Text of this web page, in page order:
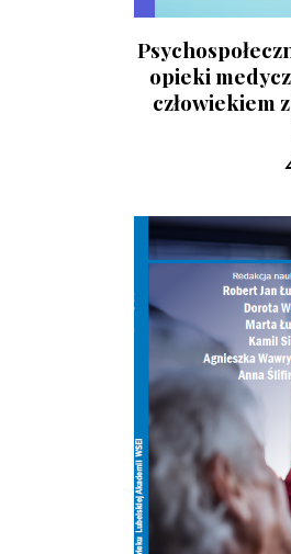
opieki
człowiekiem